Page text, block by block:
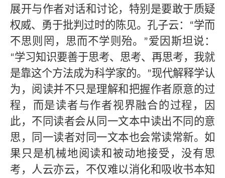
展开与作者对话和讨论，特别是要敢于质疑
权威、勇于批判过时的陈见。孔子云：
“学而
不思则罔，思而不学则殆。
”爱因斯坦说：
“学习知识要善于思考、思考、再思考，我就
是靠这个方法成为科学家的。
”现代解释学认
为，阅读并不只是理解和把握作者原意的过
程，而是读者与作者视界融合的过程，因
此，不同读者会从同一文本中读出不同的意
思，同一读者对同一文本也会常读常新。如
果只是机械地阅读和被动地接受，没有思
考，人云亦云，不仅难以消化和吸收书本知